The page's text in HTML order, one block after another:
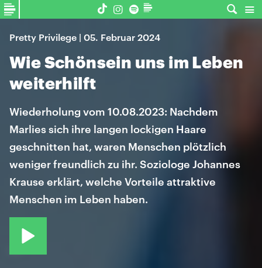
Pretty Privilege | 05. Februar 2024
Wie Schönsein uns im Leben
weiterhilft
Wiederholung vom 10.08.2023: Nachdem
Marlies sich ihre langen lockigen Haare
geschnitten hat, waren Menschen plötzlich
weniger freundlich zu ihr. Soziologe Johannes
Krause erklärt, welche Vorteile attraktive
Menschen im Leben haben.